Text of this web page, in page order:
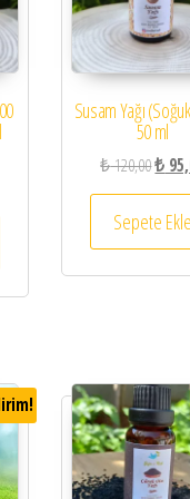
230,00.
andaki fiyat: ₺ 180,00.
Susam Yağı
50 ml
₺120,00₺
Sepete Ekle